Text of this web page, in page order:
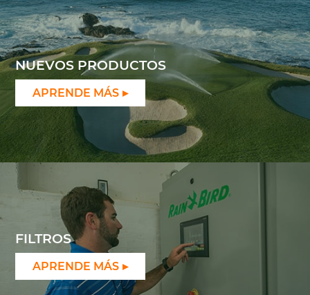
NUEVOS PRODUCTOS
APRENDE MÁS
FILTROS
APRENDE MÁS